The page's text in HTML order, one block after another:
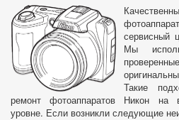
сервисный
Мы
Такие
ремонт фотоаппаратов Никон на
уровне. Если возникли следующие